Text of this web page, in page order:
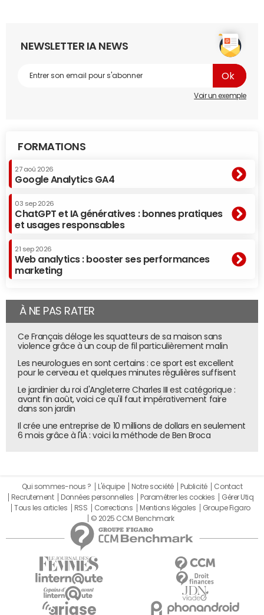
NEWSLETTER IA NEWS
Voir un exemple
FORMATIONS
27 aoû 2026
Google Analytics GA4
03 sep 2026
ChatGPT et IA génératives : bonnes pratiques
et usages responsables
21 sep 2026
Web analytics : booster ses performances
marketing
À NE PAS RATER
Ce Français déloge les squatteurs de sa maison sans
violence grâce à un coup de fil particulièrement malin
Les neurologues en sont certains : ce sport est excellent
pour le cerveau et quelques minutes régulières suffisent
Le jardinier du roi d'Angleterre Charles III est catégorique :
avant fin août, voici ce qu'il faut impérativement faire
dans son jardin
Il crée une entreprise de 10 millions de dollars en seulement
6 mois grâce à l'IA : voici la méthode de Ben Broca
Qui sommes-nous ? L'équipe Notre société Publicité
Contact
Recrutement
Données personnelles Paramétrer les cookies
Gérer Utiq
Tous les articles
RSS Corrections Mentions légales
Groupe Figaro
© 2025 CCM Benchmark